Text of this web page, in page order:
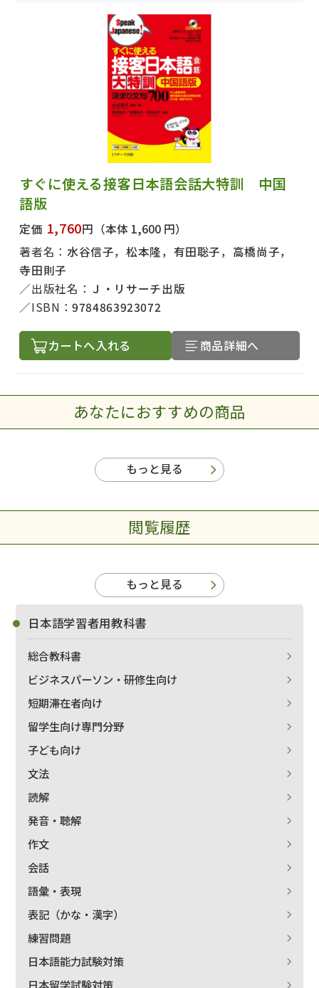
すぐに使える接客日本語会話大特訓 中国
語版
定価 1,760円 （本体 1,600 円）
著者名： 水谷信子，松本隆，有田聡子，高橋尚子，
寺田則子
出版社名： Ｊ・リサーチ出版
ISBN：9784863923072
カートへ入れる 商品詳細へ
あなたにおすすめの商品
もっと見る
閲覧履歴
もっと見る
日本語学習者用教科書
総合教科書
ビジネスパーソン・研修生向け
短期滞在者向け
留学生向け専門分野
子ども向け
文法
読解
発音・聴解
作文
会話
語彙・表現
表記（かな・漢字）
練習問題
日本語能力試験対策
日本留学試験対策